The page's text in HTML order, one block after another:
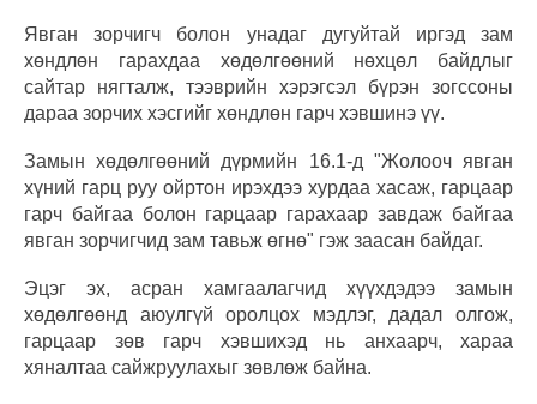
Явган зорчигч болон унадаг дугуйтай иргэд зам
хөндлөн гарахдаа хөдөлгөөний нөхцөл байдлыг
сайтар нягталж, тээврийн хэрэгсэл бүрэн зогссоны
дараа зорчих хэсгийг хөндлөн гарч хэвшинэ үү.
Замын хөдөлгөөний дүрмийн 16.1-д "Жолооч явган
хүний гарц руу ойртон ирэхдээ хурдаа хасаж, гарцаар
гарч байгаа болон гарцаар гарахаар завдаж байгаа
явган зорчигчид зам тавьж өгнө" гэж заасан байдаг.
Эцэг эх, асран хамгаалагчид хүүхдэдээ замын
хөдөлгөөнд аюулгүй оролцох мэдлэг, дадал олгож,
гарцаар зөв гарч хэвшихэд нь анхаарч, хараа
хяналтаа сайжруулахыг зөвлөж байна.